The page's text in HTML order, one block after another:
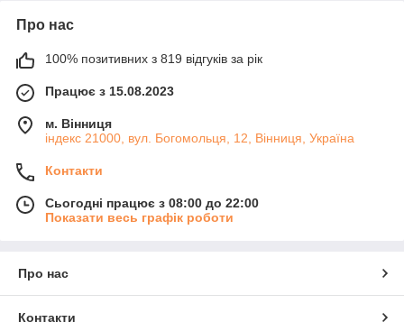
Про нас
100% позитивних з 819 відгуків за рік
Працює з 15.08.2023
м. Вінниця
індекс 21000, вул. Богомольця, 12, Вінниця, Україна
Контакти
Сьогодні працює з 08:00 до 22:00
Показати весь графік роботи
Про нас
Контакти